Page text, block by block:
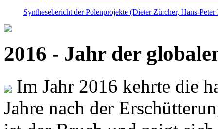
Synthesebericht der Polenprojekte (Dieter Zürcher, Hans-
2016 - Jahr der
Im Jahr 2016 kehrte die
Jahre nach der